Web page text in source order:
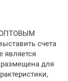
ОПТОВЫМ
счета
является
для